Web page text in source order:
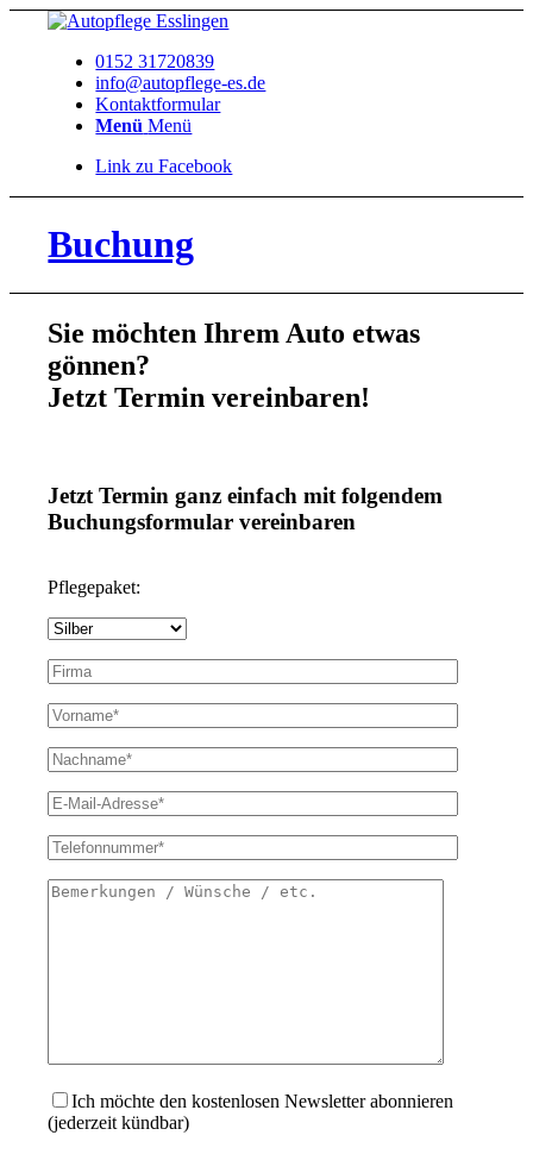
0152 31720839
info@autopflege-es.de
Kontaktformular
Menü Menü
Link zu Facebook
Buchung
Sie möchten Ihrem Auto etwas
gönnen?
Jetzt Termin vereinbaren!
Jetzt Termin ganz einfach mit folgendem
Buchungsformular vereinbaren
Pflegepaket:
Ich möchte den kostenlosen Newsletter abonnieren
(jederzeit kündbar)